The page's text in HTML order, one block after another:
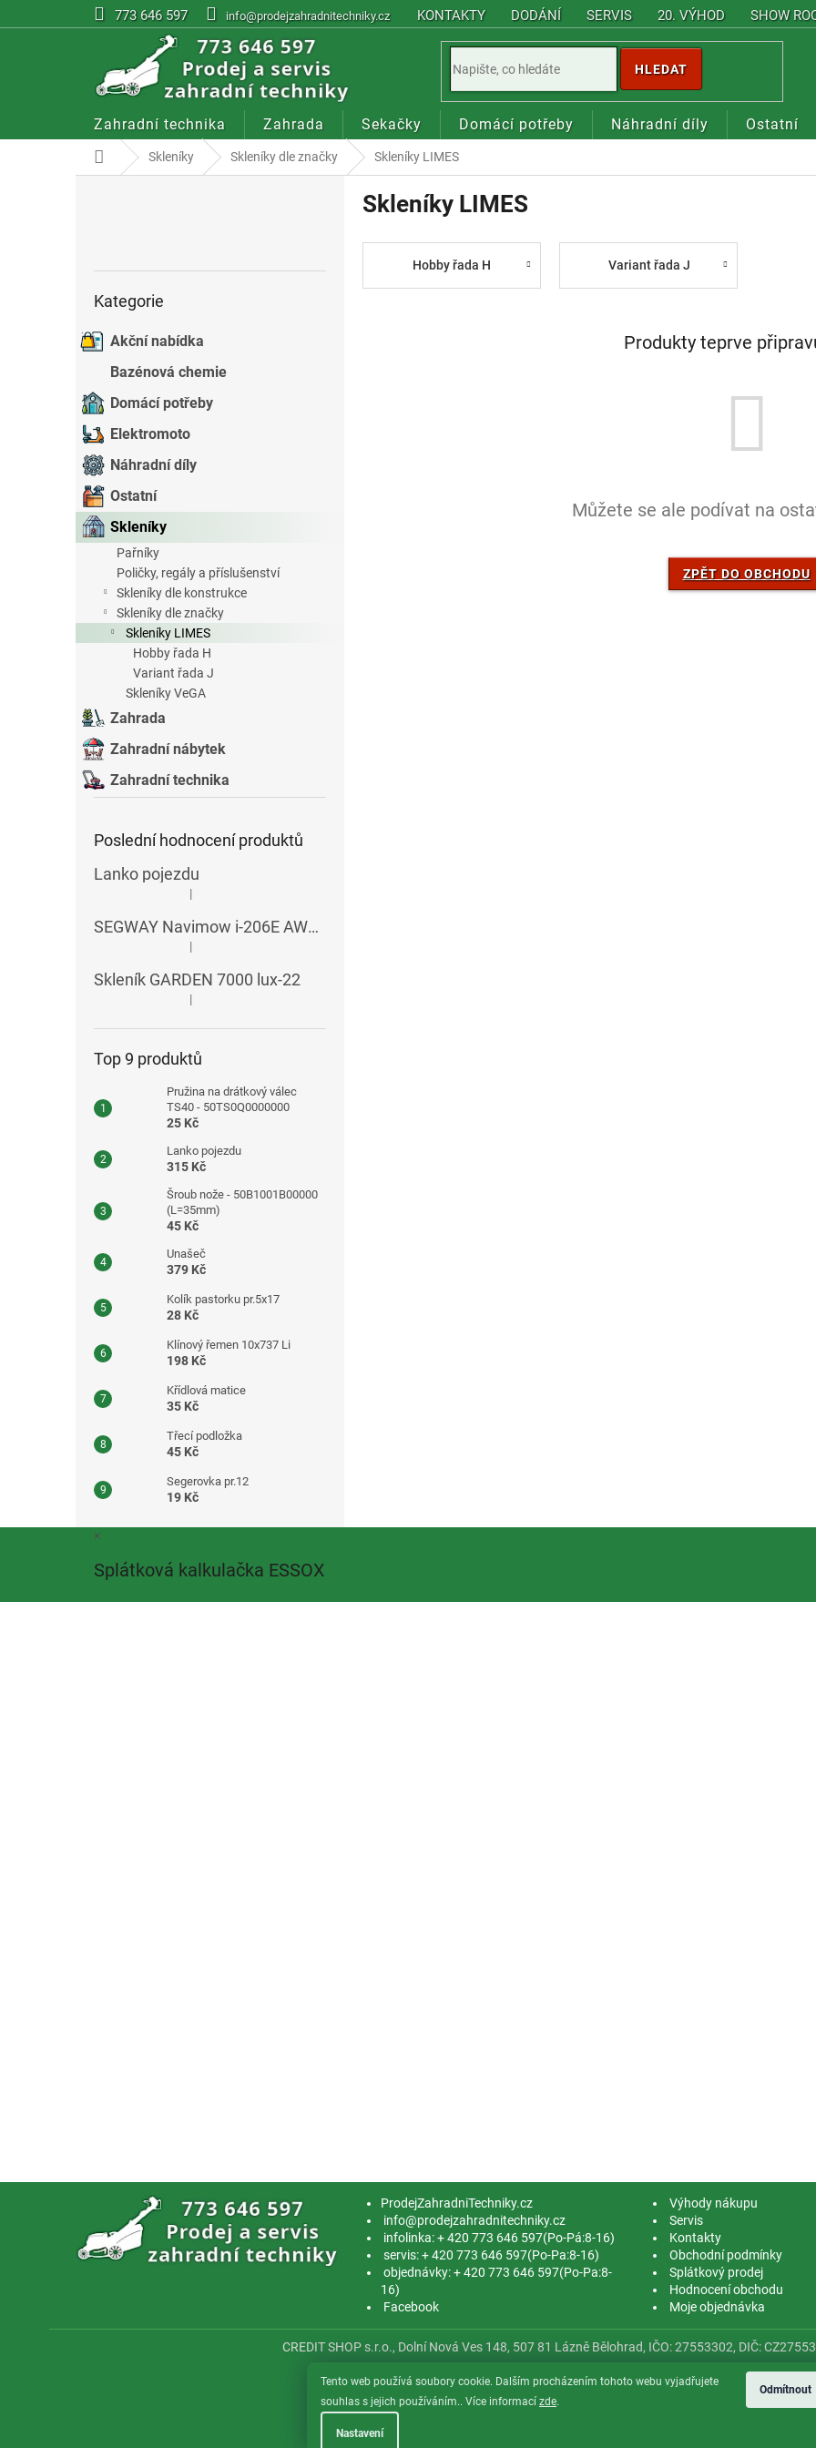
Tento web používá soubory cookie. Dalším procházením tohoto webu vyjadřujete
souhlas s jejich používáním.. Více informací zde.
Nastavení
Odmítnout
na
773 646 597 info@prodejzahradnitechniky.cz KONTAKTY DODÁNÍ SERVIS 20. VÝHOD SHOW
HLEDAT
Zahradní technika Zahrada Sekačky Domácí potřeby Náhradní díly Ostatní
Domů Skleníky Skleníky dle značky Skleníky LIMES
n
e
kategorie
Kategorie
Akční nabídka
Bazénová chemie
Domácí potřeby
Elektromoto
Náhradní díly
Ostatní
Skleníky
Pařníky
Poličky, regály a příslušenství
Skleníky dle konstrukce
Skleníky dle značky
Skleníky LIMES
Hobby řada H
Variant řada J
Skleníky VeGA
Zahrada
Zahradní nábytek
Zahradní technika
Poslední hodnocení produktů
Lanko pojezdu
Hodnocení produktu je 5 z 5 hvězdiček.
|
SEGWAY Navimow i-206E AWD RTK
Hodnocení produktu je 5 z 5 hvězdiček.
|
Skleník GARDEN 7000 lux-22
Hodnocení produktu je 5 z 5 hvězdiček.
|
Top 9 produktů
Pružina na drátkový válec
TS40 - 50TS0Q0000000
25 Kč
Lanko pojezdu
315 Kč
Šroub nože - 50B1001B00000
(L=35mm)
45 Kč
Unašeč
379 Kč
Kolík pastorku pr.5x17
28 Kč
Klínový řemen 10x737 Li
198 Kč
Křídlová matice
35 Kč
Třecí podložka
45 Kč
Segerovka pr.12
19 Kč
Skleníky LIMES
Hobby řada H Variant řada J
Produkty teprve
Můžete se ale podívat na
ZPĚT DO OBCHODU
a
×
Splátková kalkulačka ESSOX
ProdejZahradniTechniky.cz
info@prodejzahradnitechniky.cz
infolinka: + 420 773 646 597(Po-Pá:8-16)
servis: + 420 773 646 597(Po-Pa:8-16)
objednávky: + 420 773 646 597(Po-Pa:8-
16)
Facebook
Výhody nákupu
Servis
Kontakty
Obchodní podmínky
Splátkový prodej
Hodnocení obchodu
Moje objednávka
CREDIT SHOP s.r.o., Dolní Nová Ves 148, 507 81 Lázně Bělohrad, IČO: 27553302, DIČ: